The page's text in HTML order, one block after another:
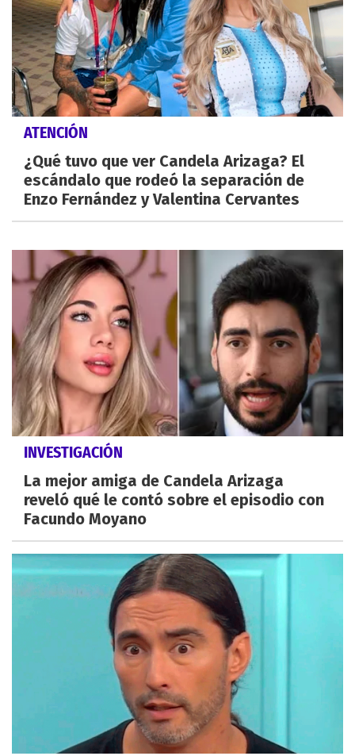
ATENCIÓN
¿Qué tuvo que ver Candela Arizaga? El
escándalo que rodeó la separación de
Enzo Fernández y Valentina Cervantes
INVESTIGACIÓN
La mejor amiga de Candela Arizaga
reveló qué le contó sobre el episodio con
Facundo Moyano